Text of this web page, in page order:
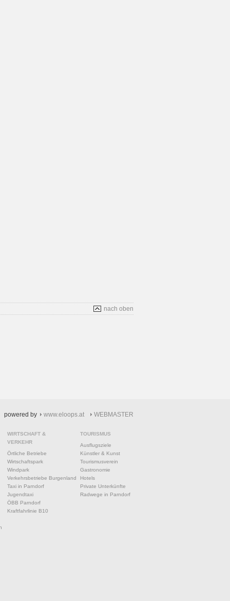
nach oben
powered by www.eloops.at WEBMASTER
WIRTSCHAFT &
VERKEHR
Örtliche Betriebe
Wirtschaftspark
Windpark
Verkehrsbetriebe Burgenland
Taxi in Parndorf
Jugendtaxi
ÖBB Parndorf
Kraftfahrlinie B10
TOURISMUS
Ausflugsziele
Künstler & Kunst
Tourismusverein
Gastronomie
Hotels
Private Unterkünfte
Radwege in Parndorf